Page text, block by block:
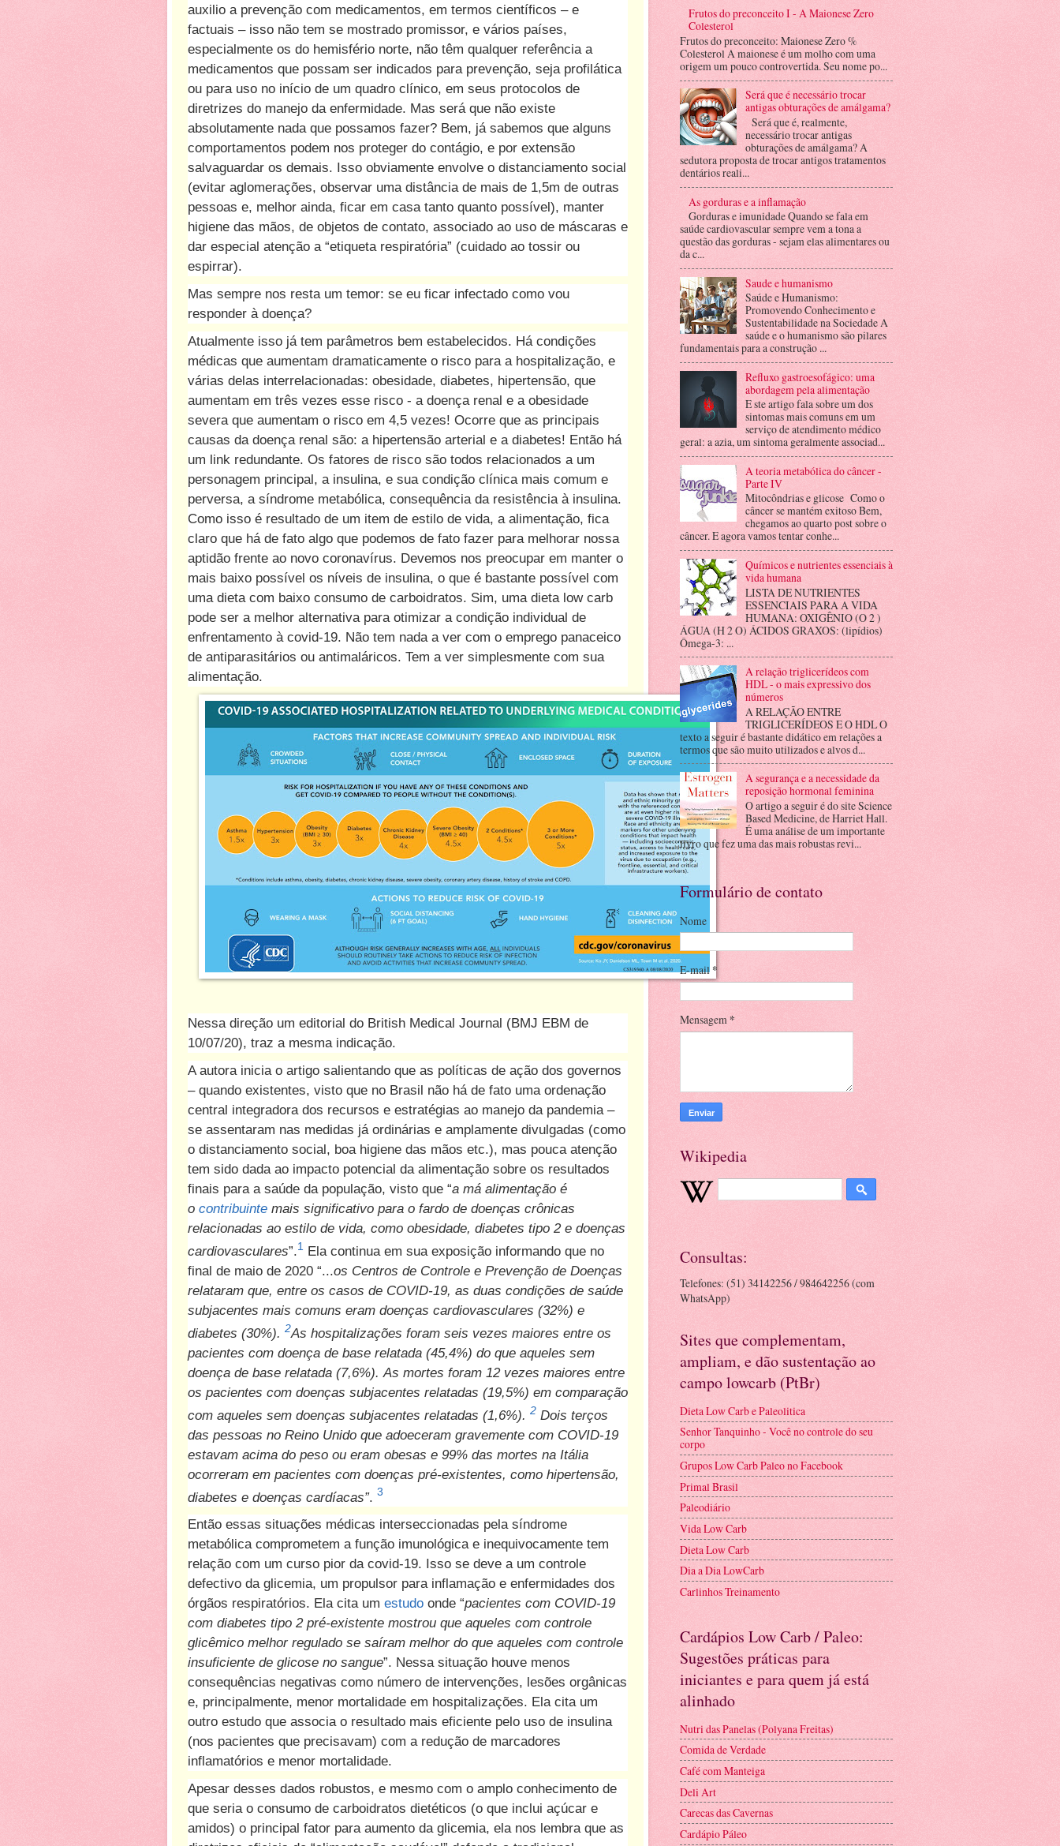
auxilio a prevenção com medicamentos, em termos científicos – e
factuais – isso não tem se mostrado promissor, e vários países,
especialmente os do hemisfério norte, não têm qualquer referência a
medicamentos que possam ser indicados para prevenção, seja profilática
ou para uso no início de um quadro clínico, em seus protocolos de
diretrizes do manejo da enfermidade. Mas será que não existe
absolutamente nada que possamos fazer? Bem, já sabemos que alguns
comportamentos podem nos proteger do contágio, e por extensão
salvaguardar os demais. Isso obviamente envolve o distanciamento social
(evitar aglomerações, observar uma distância de mais de 1,5m de outras
pessoas e, melhor ainda, ficar em casa tanto quanto possível), manter
higiene das mãos, de objetos de contato, associado ao uso de máscaras e
dar especial atenção a “etiqueta respiratória” (cuidado ao tossir ou
espirrar).
Mas sempre nos resta um temor: se eu ficar infectado como vou
responder à doença?
Atualmente isso já tem parâmetros bem estabelecidos. Há condições
médicas que aumentam dramaticamente o risco para a hospitalização, e
várias delas interrelacionadas: obesidade, diabetes, hipertensão, que
aumentam em três vezes esse risco - a doença renal e a obesidade
severa que aumentam o risco em 4,5 vezes! Ocorre que as principais
causas da doença renal são: a hipertensão arterial e a diabetes! Então há
um link redundante. Os fatores de risco são todos relacionados a um
personagem principal, a insulina, e sua condição clínica mais comum e
perversa, a síndrome metabólica, consequência da resistência à insulina.
Como isso é resultado de um item de estilo de vida, a alimentação, fica
claro que há de fato algo que podemos de fato fazer para melhorar nossa
aptidão frente ao novo coronavírus. Devemos nos preocupar em manter o
mais baixo possível os níveis de insulina, o que é bastante possível com
uma dieta com baixo consumo de carboidratos. Sim, uma dieta low carb
pode ser a melhor alternativa para otimizar a condição individual de
enfrentamento à covid-19. Não tem nada a ver com o emprego panaceico
de antiparasitários ou antimaláricos. Tem a ver simplesmente com sua
alimentação.
Nessa direção um editorial do British Medical Journal (BMJ EBM de
10/07/20), traz a mesma indicação.
A autora inicia o artigo salientando que as políticas de ação dos governos
– quando existentes, visto que no Brasil não há de fato uma ordenação
central integradora dos recursos e estratégias ao manejo da pandemia –
se assentaram nas medidas já ordinárias e amplamente divulgadas (como
o distanciamento social, boa higiene das mãos etc.), mas pouca atenção
tem sido dada ao impacto potencial da alimentação sobre os resultados
finais para a saúde da população, visto que “a má alimentação é
o contribuinte mais significativo para o fardo de doenças crônicas
relacionadas ao estilo de vida, como obesidade, diabetes tipo 2 e doenças
cardiovasculares”.1 Ela continua em sua exposição informando que no
final de maio de 2020 “...os Centros de Controle e Prevenção de Doenças
relataram que, entre os casos de COVID-19, as duas condições de saúde
subjacentes mais comuns eram doenças cardiovasculares (32%) e
diabetes (30%). 2As hospitalizações foram seis vezes maiores entre os
pacientes com doença de base relatada (45,4%) do que aqueles sem
doença de base relatada (7,6%). As mortes foram 12 vezes maiores entre
os pacientes com doenças subjacentes relatadas (19,5%) em comparação
com aqueles sem doenças subjacentes relatadas (1,6%). 2 Dois terços
das pessoas no Reino Unido que adoeceram gravemente com COVID-19
estavam acima do peso ou eram obesas e 99% das mortes na Itália
ocorreram em pacientes com doenças pré-existentes, como hipertensão,
diabetes e doenças cardíacas”. 3
Então essas situações médicas interseccionadas pela síndrome
metabólica comprometem a função imunológica e inequivocamente tem
relação com um curso pior da covid-19. Isso se deve a um controle
defectivo da glicemia, um propulsor para inflamação e enfermidades dos
órgãos respiratórios. Ela cita um estudo onde “pacientes com COVID-19
com diabetes tipo 2 pré-existente mostrou que aqueles com controle
glicêmico melhor regulado se saíram melhor do que aqueles com controle
insuficiente de glicose no sangue”. Nessa situação houve menos
consequências negativas como número de intervenções, lesões orgânicas
e, principalmente, menor mortalidade em hospitalizações. Ela cita um
outro estudo que associa o resultado mais eficiente pelo uso de insulina
(nos pacientes que precisavam) com a redução de marcadores
inflamatórios e menor mortalidade.
Apesar desses dados robustos, e mesmo com o amplo conhecimento de
que seria o consumo de carboidratos dietéticos (o que inclui açúcar e
amidos) o principal fator para aumento da glicemia, ela nos lembra que as
Frutos do preconceito I - A Maionese Zero
Colesterol
Frutos do preconceito: Maionese Zero %
Colesterol A maionese é um molho com uma
origem um pouco controvertida. Seu nome po...
Será que é necessário trocar
antigas obturações de amálgama?
Será que é, realmente,
necessário trocar antigas
obturações de amálgama? A
sedutora proposta de trocar antigos tratamentos
dentários reali...
As gorduras e a inflamação
Gorduras e imunidade Quando se fala em
saúde cardiovascular sempre vem a tona a
questão das gorduras - sejam elas alimentares ou
da c...
Saude e humanismo
Saúde e Humanismo:
Promovendo Conhecimento e
Sustentabilidade na Sociedade A
saúde e o humanismo são pilares
fundamentais para a construção ...
Refluxo gastroesofágico: uma
abordagem pela alimentação
E ste artigo fala sobre um dos
sintomas mais comuns em um
serviço de atendimento médico
geral: a azia, um sintoma geralmente associad...
A teoria metabólica do câncer -
Parte IV
Mitocôndrias e glicose Como o
câncer se mantém exitoso Bem,
chegamos ao quarto post sobre o
câncer. E agora vamos tentar conhe...
Químicos e nutrientes essenciais à
vida humana
LISTA DE NUTRIENTES
ESSENCIAIS PARA A VIDA
HUMANA: OXIGÊNIO (O 2 )
ÁGUA (H 2 O) ÁCIDOS GRAXOS: (lipídios)
Ômega-3: ...
A relação triglicerídeos com
HDL - o mais expressivo dos
números
A RELAÇÃO ENTRE
TRIGLICERÍDEOS E O HDL O
texto a seguir é bastante didático em relações a
termos que são muito utilizados e alvos d...
A segurança e a necessidade da
reposição hormonal feminina
O artigo a seguir é do site Science
Based Medicine, de Harriet Hall.
É uma análise de um importante
livro que fez uma das mais robustas revi...
Formulário de contato
Nome
E-mail *
Mensagem *
Wikipedia
Consultas:
Telefones: (51) 34142256 / 984642256 (com
WhatsApp)
Sites que complementam,
ampliam, e dão sustentação ao
campo lowcarb (PtBr)
Dieta Low Carb e Paleolitica
Senhor Tanquinho - Você no controle do seu
corpo
Grupos Low Carb Paleo no Facebook
Primal Brasil
Paleodiário
Vida Low Carb
Dieta Low Carb
Dia a Dia LowCarb
Carlinhos Treinamento
Cardápios Low Carb / Paleo:
Sugestões práticas para
iniciantes e para quem já está
alinhado
Nutri das Panelas (Polyana Freitas)
Comida de Verdade
Café com Manteiga
Deli Art
Carecas das Cavernas
Cardápio Páleo